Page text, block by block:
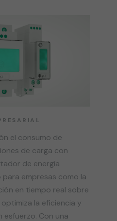
el consumo de
de carga con
de energía
empresas como la
en tiempo real sobre
la eficiencia y
esfuerzo. Con una